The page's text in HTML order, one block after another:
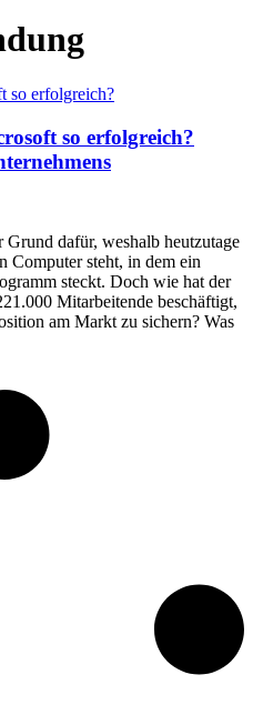
so erfolgreich?
dafür, weshalb heutzutage
Computer steht, in dem ein
steckt. Doch wie hat der
Mitarbeitende beschäftigt,
am Markt zu sichern? Was